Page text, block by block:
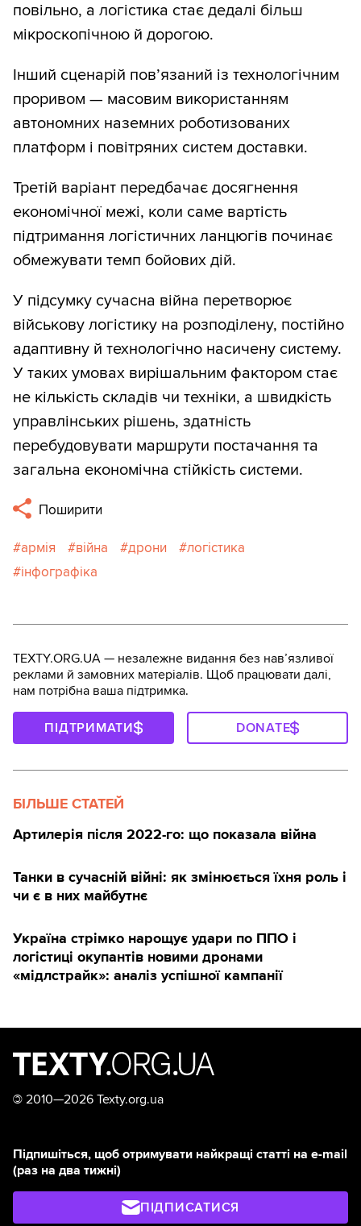
повільно, а логістика стає дедалі більш
мікроскопічною й дорогою.
Інший сценарій пов’язаний із технологічним
проривом — масовим використанням
автономних наземних роботизованих
платформ і повітряних систем доставки.
Третій варіант передбачає досягнення
економічної межі, коли саме вартість
підтримання логістичних ланцюгів починає
обмежувати темп бойових дій.
У підсумку сучасна війна перетворює
військову логістику на розподілену, постійно
адаптивну й технологічно насичену систему.
У таких умовах вирішальним фактором стає
не кількість складів чи техніки, а швидкість
управлінських рішень, здатність
перебудовувати маршрути постачання та
загальна економічна стійкість системи.
Поширити
армія війна дрони
логістика
інфографіка
TEXTY.ORG.UA — незалежне видання без навʼязливої
реклами й замовних матеріалів. Щоб працювати далі,
нам потрібна ваша підтримка.
ПІДТРИМАТИ DONATE
БІЛЬШЕ СТАТЕЙ
Артилерія після 2022-го: що показала війна
Танки в сучасній війні: як змінюється їхня роль і
чи є в них майбутнє
Україна стрімко нарощує удари по ППО і
логістиці окупантів новими дронами
«мідлстрайк»: аналіз успішної кампанії
© 2010—2026 Texty.org.ua
Підпишіться, щоб отримувати найкращі статті на e-mail
(раз на два тижні)
ПІДПИСАТИСЯ